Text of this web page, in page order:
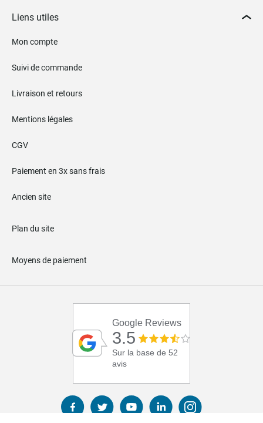
Liens utiles
Mon compte
Suivi de commande
Livraison et retours
Mentions légales
CGV
Paiement en 3x sans frais
Ancien site
Plan du site
Moyens de paiement
Google Reviews
3.5
Sur la base de 52
avis